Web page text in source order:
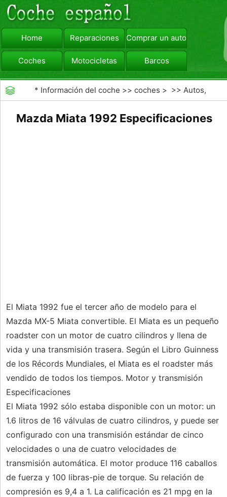
Home Reparaciones Comprar un automóvil
Coches Motocicletas Barcos
viajar Camiones
* Información del coche >>coches > >>Autos,
Mazda Miata 1992 Especificaciones
El Miata 1992 fue el tercer año de modelo para el
Mazda MX-5 Miata convertible. El Miata es un pequeño
roadster con un motor de cuatro cilindros y llena de
vida y una transmisión trasera. Según el Libro Guinness
de los Récords Mundiales, el Miata es el roadster más
vendido de todos los tiempos. Motor y transmisión
Especificaciones
El Miata 1992 sólo estaba disponible con un motor: un
1.6 litros de 16 válvulas de cuatro cilindros, y puede ser
configurado con una transmisión estándar de cinco
velocidades o una de cuatro velocidades de
transmisión automática. El motor produce 116 caballos
de fuerza y ​​100 libras-pie de torque. Su relación de
compresión es 9,4 a 1. La calificación es 21 mpg en la